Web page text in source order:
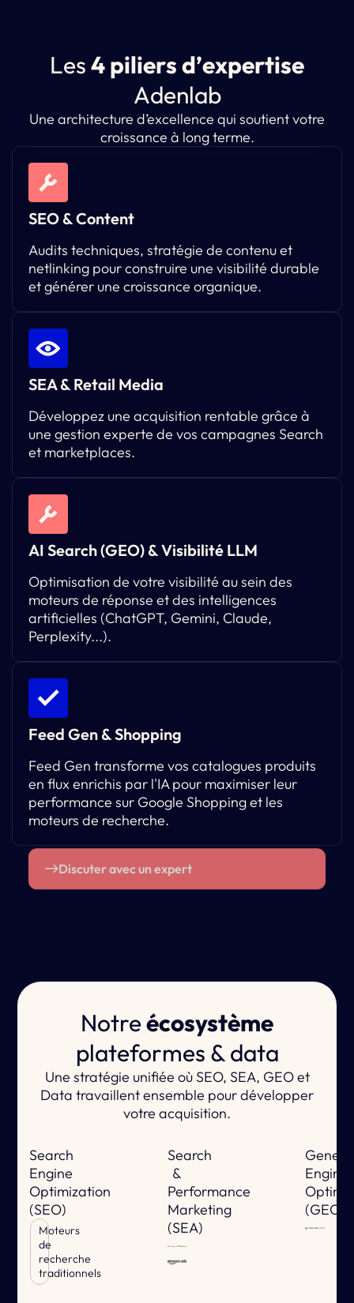
Les4piliersd’expertise
Adenlab
Une architecture d’excellence qui soutient votre
croissance à long terme.
SEO & Content
Audits techniques, stratégie de contenu et
netlinking pour construire une visibilité durable
et générer une croissance organique.
SEA & Retail Media
Développez une acquisition rentable grâce à
une gestion experte de vos campagnes Search
et marketplaces.
AI Search (GEO) & Visibilité LLM
Optimisation de votre visibilité au sein des
moteurs de réponse et des intelligences
artificielles (ChatGPT, Gemini, Claude,
Perplexity...).
Feed Gen & Shopping
Feed Gen transforme vos catalogues produits
en flux enrichis par l'IA pour maximiser leur
performance sur Google Shopping et les
moteurs de recherche.
Discuter avec un expert
Notreécosystème
plateformes & data
Une stratégie unifiée où SEO, SEA, GEO et
Data travaillent ensemble pour développer
votre acquisition.
Search
Engine
Optimization
(SEO)
Moteurs
de
recherche
traditionnels
Search
&
Performance
Marketing
(SEA)
Engine
(GEO)